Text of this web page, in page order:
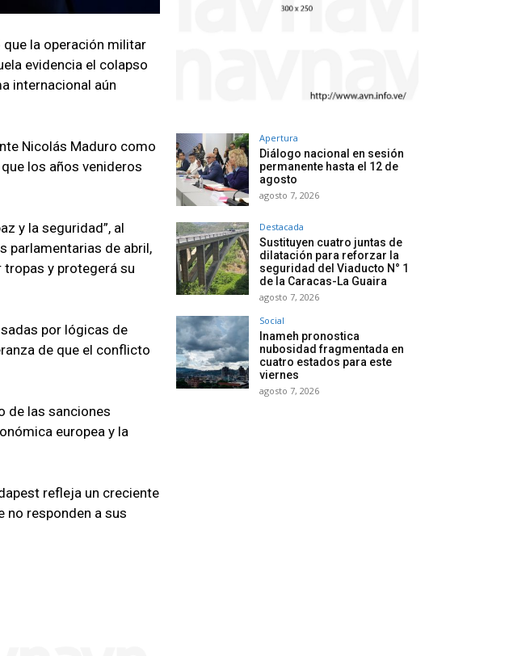
que la operación militar
evidencia el colapso
internacional aún
Nicolás Maduro como
los años venideros
y la seguridad”, al
parlamentarias de abril,
tropas y protegerá su
por lógicas de
de que el conflicto
de las sanciones
europea y la
refleja un creciente
no responden a sus
Apertura
Diálogo nacional en sesión
permanente hasta el 12 de
agosto
agosto 7, 2026
Destacada
Sustituyen cuatro juntas de
dilatación para reforzar la
seguridad del Viaducto N° 1
de la Caracas-La Guaira
agosto 7, 2026
Social
Inameh pronostica
nubosidad fragmentada en
cuatro estados para este
viernes
agosto 7, 2026